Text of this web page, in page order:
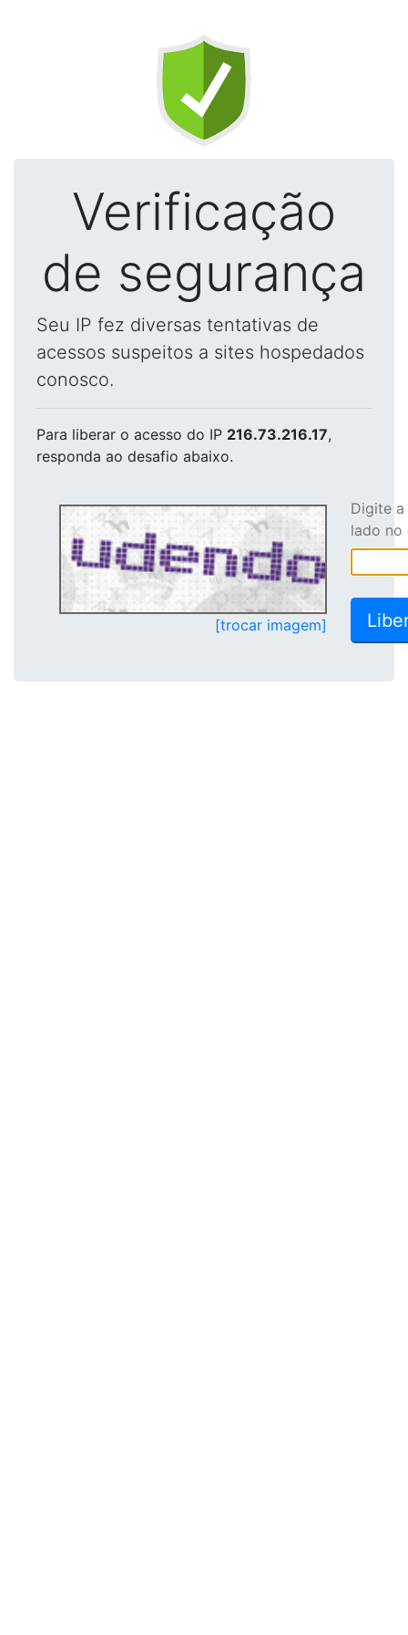
Verificação
de segurança
Seu IP fez diversas tentativas de
acessos suspeitos a sites hospedados
conosco.
Para liberar o acesso do IP 216.73.216.17,
responda ao desafio abaixo.
[trocar imagem]
Digite
lado no